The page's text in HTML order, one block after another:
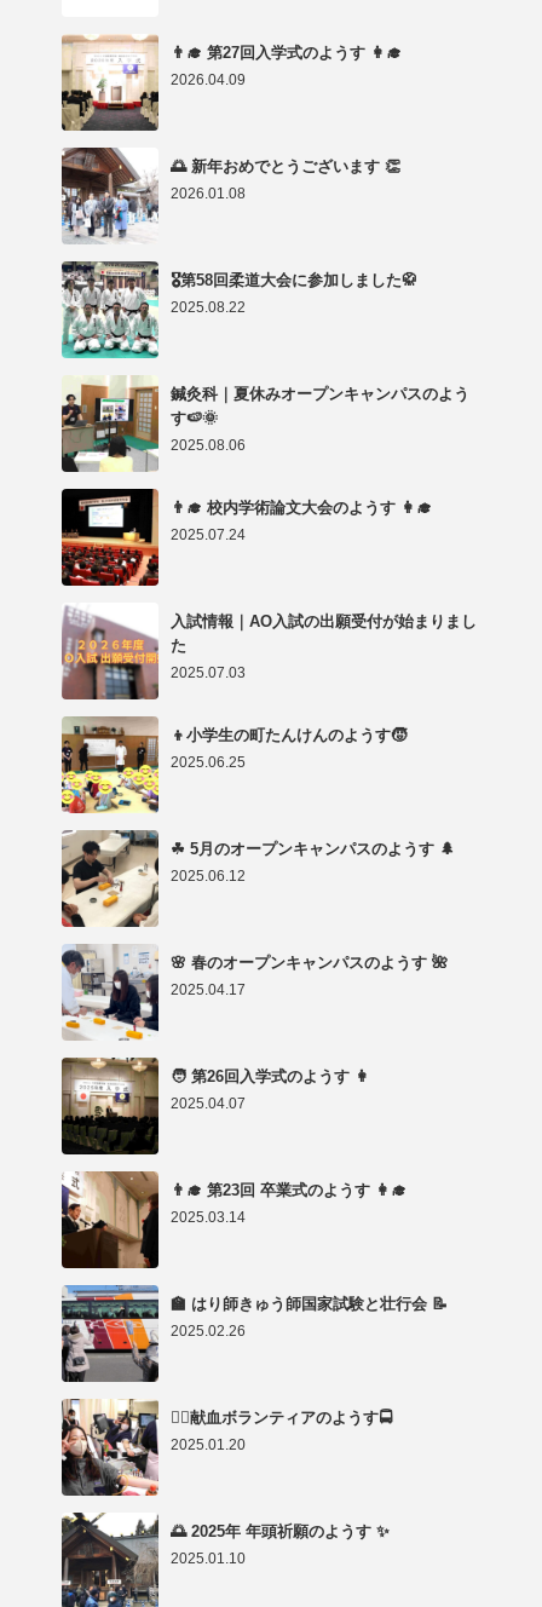
👨‍🎓 第27回入学式のようす 👩‍🎓
2026.04.09
🌅 新年おめでとうございます 👏
2026.01.08
🎖第58回柔道大会に参加しました🥋
2025.08.22
鍼灸科｜夏休みオープンキャンパスのよう
す🍉🌞
2025.08.06
👨‍🎓 校内学術論文大会のようす 👩‍🎓
2025.07.24
入試情報｜AO入試の出願受付が始まりまし
た
2025.07.03
👦小学生の町たんけんのようす🧒
2025.06.25
☘ 5月のオープンキャンパスのようす 🌲
2025.06.12
🌸 春のオープンキャンパスのようす 🌺
2025.04.17
🧑 第26回入学式のようす 👩
2025.04.07
👨‍🎓 第23回 卒業式のようす 👩‍🎓
2025.03.14
🏫 はり師きゅう師国家試験と壮行会 📝
2025.02.26
👨‍⚕️献血ボランティアのようす🚍
2025.01.20
🌅 2025年 年頭祈願のようす ✨
2025.01.10